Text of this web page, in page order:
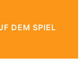
DEM SPIEL